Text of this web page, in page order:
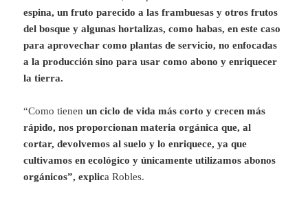
espina, un fruto parecido a las frambuesas y otros frutos
del bosque y algunas hortalizas, como habas, en este caso
para aprovechar como plantas de servicio, no enfocadas
a la producción sino para usar como abono y enriquecer
la tierra.
“Como tienenun ciclo de vida más corto y crecen más
rápido, nos proporcionan materia orgánica que, al
cortar, devolvemos al suelo y lo enriquece, ya que
cultivamos en ecológico y únicamente utilizamos abonos
orgánicos”, explica Robles.